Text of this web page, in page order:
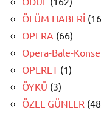
ÖLÜM HABERİ
OPERA (66)
Opera-Bale-
OPERET (1)
ÖYKÜ (3)
ÖZEL GÜNLER